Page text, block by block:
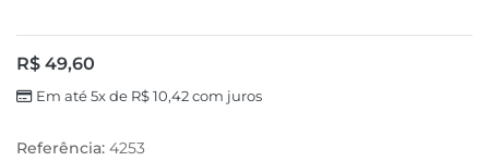
R$ 49,60
Em até 5x de R$10,42com juros
Referência: 4253